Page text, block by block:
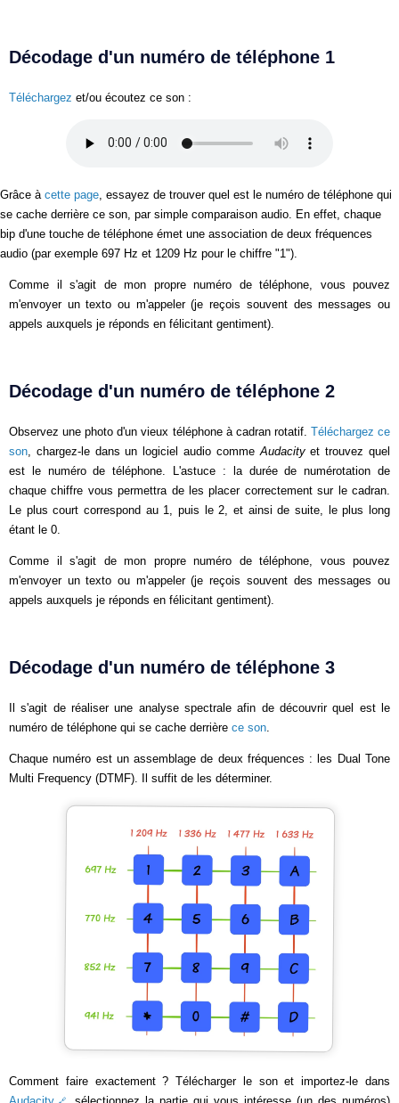
Décodage d'un numéro de téléphone 1
Téléchargez et/ou écoutez ce son :
Grâce à cette page , essayez de trouver quel est le numéro de téléphone qui
se cache derrière ce son, par simple comparaison audio. En effet, chaque
bip d'une touche de téléphone émet une association de deux fréquences
audio (par exemple 697 Hz et 1209 Hz pour le chiffre "1").
Comme il s'agit de mon propre numéro de téléphone, vous pouvez
m'envoyer un texto ou m'appeler (je reçois souvent des messages ou
appels auxquels je réponds en félicitant gentiment).
Décodage d'un numéro de téléphone 2
Observez une photo d'un vieux téléphone à cadran rotatif. Téléchargez ce
son , chargez-le dans un logiciel audio comme Audacityet trouvez quel
est le numéro de téléphone. L'astuce : la durée de numérotation de
chaque chiffre vous permettra de les placer correctement sur le cadran.
Le plus court correspond au 1, puis le 2, et ainsi de suite, le plus long
étant le 0.
Comme il s'agit de mon propre numéro de téléphone, vous pouvez
m'envoyer un texto ou m'appeler (je reçois souvent des messages ou
appels auxquels je réponds en félicitant gentiment).
Décodage d'un numéro de téléphone 3
Il s'agit de réaliser une analyse spectrale afin de découvrir quel est le
numéro de téléphone qui se cache derrière ce son
Chaque numéro est un assemblage de deux fréquences : les Dual Tone
Multi Frequency (DTMF). Il suffit de les déterminer.
Comment faire exactement ? Télécharger le son et importez-le dans